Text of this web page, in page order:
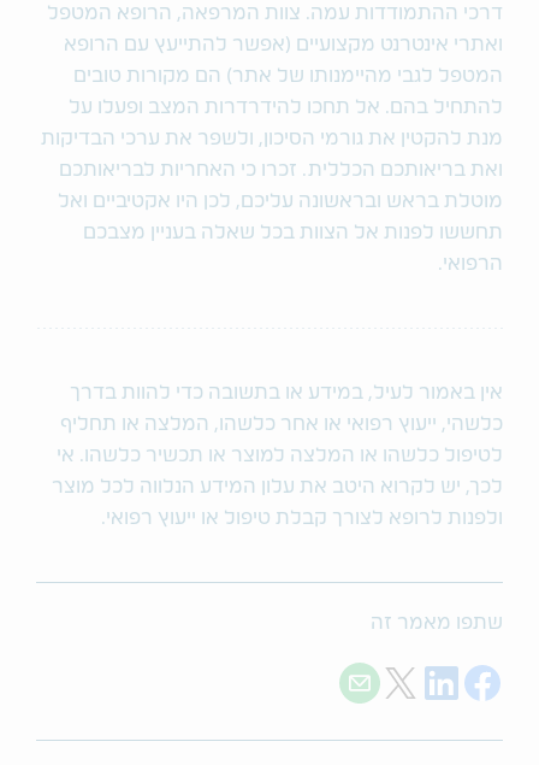
דרכי ההתמודדות עמה. צוות המרפאה, הרופא המטפל
ואתרי אינטרנט מקצועיים (אפשר להתייעץ עם הרופא
המטפל לגבי מהיימנותו של אתר) הם מקורות טובים
להתחיל בהם. אל תחכו להידרדרות המצב ופעלו על
מנת להקטין את גורמי הסיכון, ולשפר את ערכי הבדיקות
ואת בריאותכם הכללית. זכרו כי האחריות לבריאותכם
מוטלת בראש ובראשונה עליכם, לכן היו אקטיביים ואל
תחששו לפנות אל הצוות בכל שאלה בעניין מצבכם
הרפואי.
אין באמור לעיל, במידע או בתשובה כדי להוות בדרך
כלשהי, ייעוץ רפואי או אחר כלשהו, המלצה או תחליף
לטיפול כלשהו או המלצה למוצר או תכשיר כלשהו. אי
לכך, יש לקרוא היטב את עלון המידע הנלווה לכל מוצר
ולפנות לרופא לצורך קבלת טיפול או ייעוץ רפואי.
שתפו מאמר זה
Share on Facebook
Share on LinkedIn
Share on Twitter
Share with E-mail